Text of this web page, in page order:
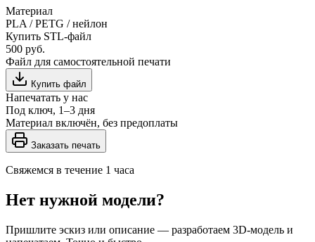
Материал
PLA / PETG / нейлон
Купить STL-файл
500 руб.
Файл для самостоятельной печати
Купить файл
Напечатать у нас
Под ключ, 1–3 дня
Материал включён, без предоплаты
Заказать печать
Свяжемся в течение 1 часа
Нет нужной модели?
Пришлите эскиз или описание — разработаем 3D-модель и